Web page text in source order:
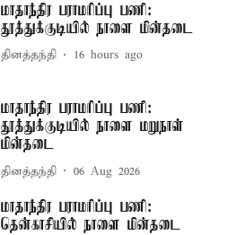
மாதாந்திர பராமரிப்பு பணி:
தூத்துக்குடியில் நாளை மின்தடை
தினத்தந்தி 16 hours ago
மாதாந்திர பராமரிப்பு பணி:
தூத்துக்குடியில் நாளை மறுநாள்
மின்தடை
தினத்தந்தி 06 Aug 2026
மாதாந்திர பராமரிப்பு பணி:
தென்காசியில் நாளை மின்தடை